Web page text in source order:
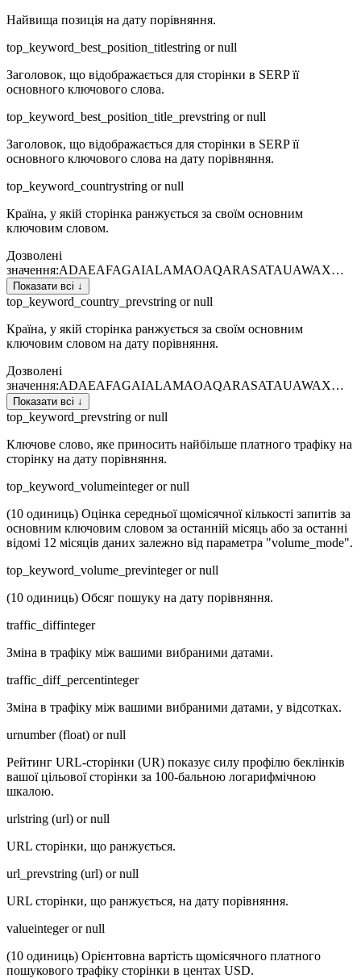
Найвища позиція на дату порівняння.
top_keyword_best_position_titlestring or null
Заголовок, що відображається для сторінки в SERP її
основного ключового слова.
top_keyword_best_position_title_prevstring or null
Заголовок, що відображається для сторінки в SERP її
основного ключового слова на дату порівняння.
top_keyword_countrystring or null
Країна, у якій сторінка ранжується за своїм основним
ключовим словом.
Дозволені
значення:ADAEAFAGAIALAMAOAQARASATAUAWAX…
Показати всі ↓
top_keyword_country_prevstring or null
Країна, у якій сторінка ранжується за своїм основним
ключовим словом на дату порівняння.
Дозволені
значення:ADAEAFAGAIALAMAOAQARASATAUAWAX…
Показати всі ↓
top_keyword_prevstring or null
Ключове слово, яке приносить найбільше платного трафіку на
сторінку на дату порівняння.
top_keyword_volumeinteger or null
(10 одиниць) Оцінка середньої щомісячної кількості запитів за
основним ключовим словом за останній місяць або за останні
відомі 12 місяців даних залежно від параметра "volume_mode".
top_keyword_volume_previnteger or null
(10 одиниць) Обсяг пошуку на дату порівняння.
traffic_diffinteger
Зміна в трафіку між вашими вибраними датами.
traffic_diff_percentinteger
Зміна в трафіку між вашими вибраними датами, у відсотках.
urnumber (float) or null
Рейтинг URL-сторінки (UR) показує силу профілю беклінків
вашої цільової сторінки за 100-бальною логарифмічною
шкалою.
urlstring (url) or null
URL сторінки, що ранжується.
url_prevstring (url) or null
URL сторінки, що ранжується, на дату порівняння.
valueinteger or null
(10 одиниць) Орієнтовна вартість щомісячного платного
пошукового трафіку сторінки в центах USD.